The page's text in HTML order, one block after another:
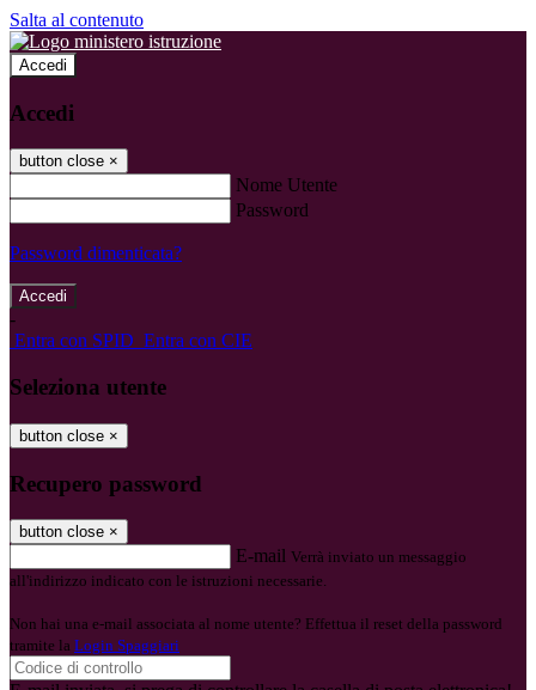
Salta al contenuto
Accedi
Accedi
button close ×
Nome Utente
Password
Password dimenticata?
-
Entra con SPID Entra con CIE
Seleziona utente
button close ×
Recupero password
button close ×
E-mail Verrà inviato un messaggio
all'indirizzo indicato con le istruzioni necessarie.
Non hai una e-mail associata al nome utente? Effettua il reset della password
tramite la Login Spaggiari